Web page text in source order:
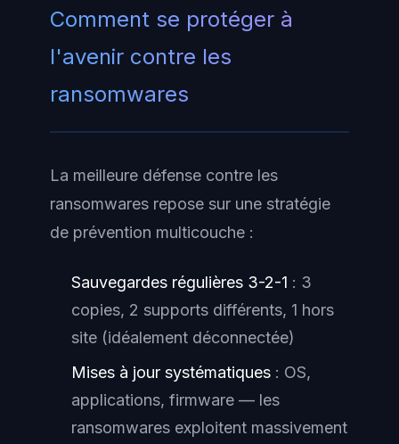
Comment se protéger à
l'avenir contre les
ransomwares
La meilleure défense contre les
ransomwares repose sur une stratégie
de prévention multicouche :
Sauvegardes régulières 3-2-1 : 3
copies, 2 supports différents, 1 hors
site (idéalement déconnectée)
Mises à jour systématiques : OS,
applications, firmware — les
ransomwares exploitent massivement